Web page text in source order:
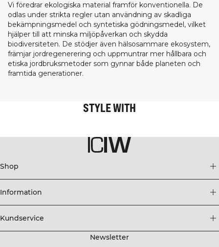
Vi föredrar ekologiska material framför konventionella. De
odlas under strikta regler utan användning av skadliga
bekämpningsmedel och syntetiska gödningsmedel, vilket
hjälper till att minska miljöpåverkan och skydda
biodiversiteten. De stödjer även hälsosammare ekosystem,
främjar jordregenerering och uppmuntrar mer hållbara och
etiska jordbruksmetoder som gynnar både planeten och
framtida generationer.
STYLE WITH
Shop
Information
Kundservice
Newsletter